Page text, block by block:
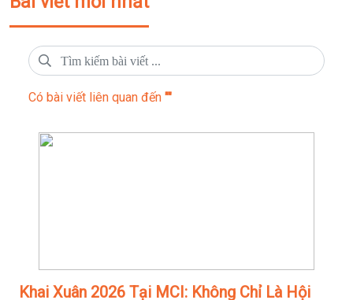
Có bài viết liên quan đến ""
Khai Xuân 2026 Tại MCI: Không Chỉ Là Hội